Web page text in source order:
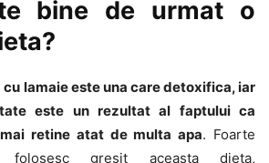
bine de urmat o
cu lamaie este una care detoxifica, iar
este un rezultat al faptului ca
retine atat de multa apa. Foarte
folosesc gresit aceasta dieta,